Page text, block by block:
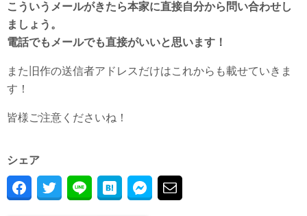
こういうメールがきたら本家に直接自分から問い合わせし
ましょう。
電話でもメールでも直接がいいと思います！
また旧作の送信者アドレスだけはこれからも載せていきま
す！
皆様ご注意くださいね！
シェア